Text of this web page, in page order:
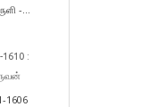
-...
:
1606